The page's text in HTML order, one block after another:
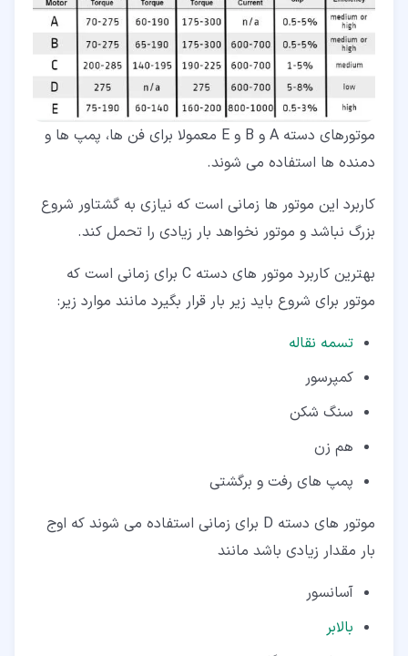
موتورهای دسته A و B و E معمولا برای فن ها، پمپ ها و
دمنده ها استفاده می شوند.
کاربرد این موتور ها زمانی است که نیازی به گشتاور شروع
بزرگ نباشد و موتور نخواهد بار زیادی را تحمل کند.
بهترین کاربرد موتور های دسته C برای زمانی است که
موتور برای شروع باید زیر بار قرار بگیرد مانند موارد زیر:
تسمه نقاله
کمپرسور
سنگ شکن
هم زن
پمپ های رفت و برگشتی
موتور های دسته D برای زمانی استفاده می شوند که اوج
بار مقدار زیادی باشد مانند
آسانسور
بالابر